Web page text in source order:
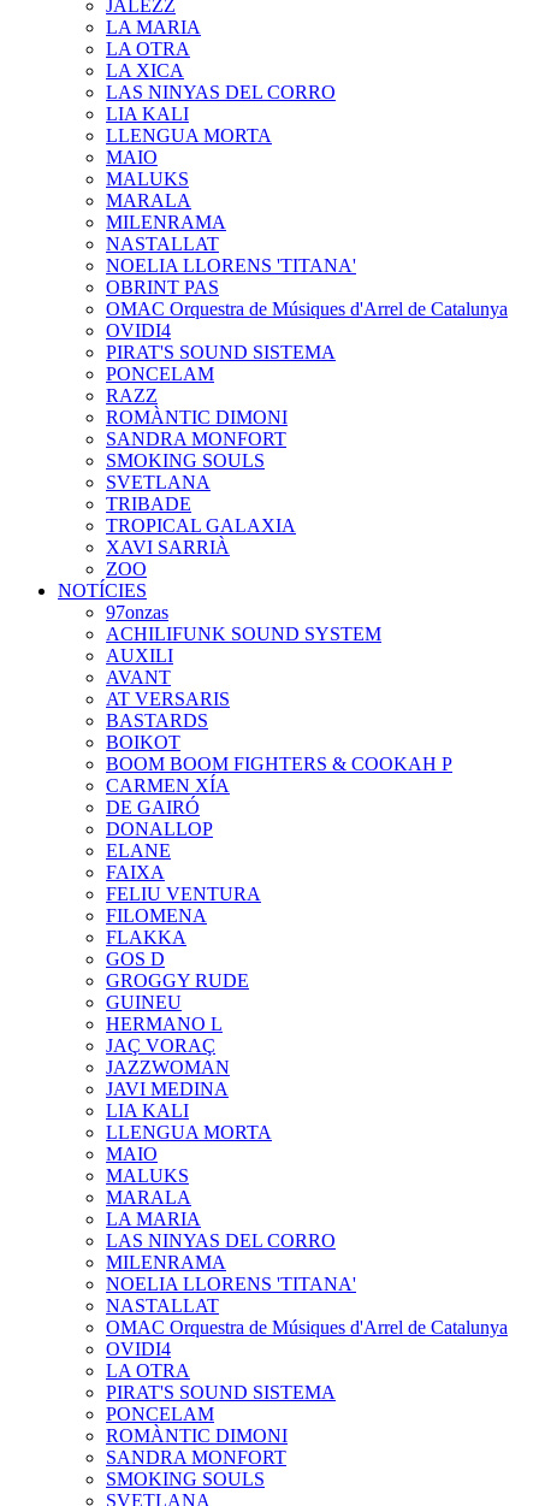
JALEZZ
LA MARIA
LA OTRA
LA XICA
LAS NINYAS DEL CORRO
LIA KALI
LLENGUA MORTA
MAIO
MALUKS
MARALA
MILENRAMA
NASTALLAT
NOELIA LLORENS 'TITANA'
OBRINT PAS
OMAC Orquestra de Músiques d'Arrel de Catalunya
OVIDI4
PIRAT'S SOUND SISTEMA
PONCELAM
RAZZ
ROMÀNTIC DIMONI
SANDRA MONFORT
SMOKING SOULS
SVETLANA
TRIBADE
TROPICAL GALAXIA
XAVI SARRIÀ
ZOO
NOTÍCIES
97onzas
ACHILIFUNK SOUND SYSTEM
AUXILI
AVANT
AT VERSARIS
BASTARDS
BOIKOT
BOOM BOOM FIGHTERS & COOKAH P
CARMEN XÍA
DE GAIRÓ
DONALLOP
ELANE
FAIXA
FELIU VENTURA
FILOMENA
FLAKKA
GOS D
GROGGY RUDE
GUINEU
HERMANO L
JAÇ VORAÇ
JAZZWOMAN
JAVI MEDINA
LIA KALI
LLENGUA MORTA
MAIO
MALUKS
MARALA
LA MARIA
LAS NINYAS DEL CORRO
MILENRAMA
NOELIA LLORENS 'TITANA'
NASTALLAT
OMAC Orquestra de Músiques d'Arrel de Catalunya
OVIDI4
LA OTRA
PIRAT'S SOUND SISTEMA
PONCELAM
ROMÀNTIC DIMONI
SANDRA MONFORT
SMOKING SOULS
SVETLANA